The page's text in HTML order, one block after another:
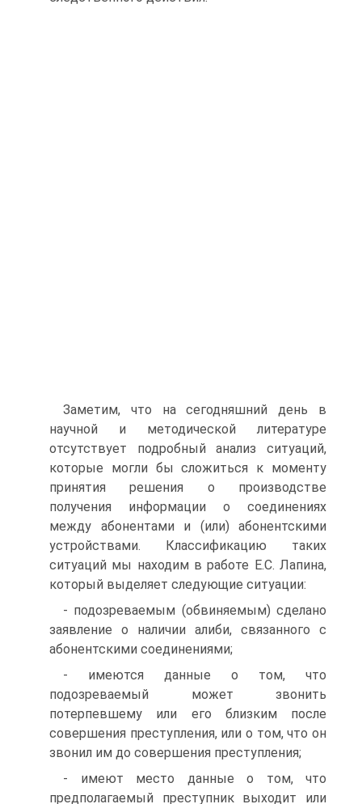
Заметим, что на сегодняшний день в
научной и методической литературе
отсутствует подробный анализ ситуаций,
которые могли бы сложиться к моменту
принятия решения о производстве
получения информации о соединениях
между абонентами и (или) абонентскими
устройствами. Классификацию таких
ситуаций мы находим в работе Е.С. Лапина,
который выделяет следующие ситуации:
- подозреваемым (обвиняемым) сделано
заявление о наличии алиби, связанного с
абонентскими соединениями;
- имеются данные о том, что
подозреваемый может звонить
потерпевшему или его близким после
совершения преступления, или о том, что он
звонил им до совершения преступления;
- имеют место данные о том, что
предполагаемый преступник выходит или